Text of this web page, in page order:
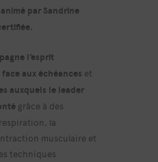
par Sandrine
l’esprit
aux échéances et
auxquels le leader
grâce à des
la
musculaire et
techniques